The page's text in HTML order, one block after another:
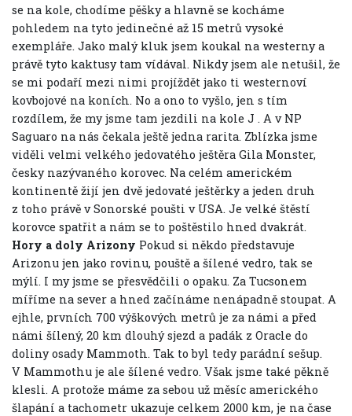
se na kole, chodíme pěšky a hlavně se kocháme
pohledem na tyto jedinečné až 15 metrů vysoké
exempláře. Jako malý kluk jsem koukal na westerny a
právě tyto kaktusy tam vídával. Nikdy jsem ale netušil, že
se mi podaří mezi nimi projíždět jako ti westernoví
kovbojové na koních. No a ono to vyšlo, jen s tím
rozdílem, že my jsme tam jezdili na kole J . A v NP
Saguaro na nás čekala ještě jedna rarita. Zblízka jsme
viděli velmi velkého jedovatého ještěra Gila Monster,
česky nazývaného korovec. Na celém americkém
kontinentě žijí jen dvě jedovaté ještěrky a jeden druh
z toho právě v Sonorské poušti v USA. Je velké štěstí
korovce spatřit a nám se to poštěstilo hned dvakrát.
Hory a doly Arizony Pokud si někdo představuje
Arizonu jen jako rovinu, pouště a šílené vedro, tak se
mýlí. I my jsme se přesvědčili o opaku. Za Tucsonem
míříme na sever a hned začínáme nenápadně stoupat. A
ejhle, prvních 700 výškových metrů je za námi a před
námi šílený, 20 km dlouhý sjezd a padák z Oracle do
doliny osady Mammoth. Tak to byl tedy parádní sešup.
V Mammothu je ale šílené vedro. Však jsme také pěkně
klesli. A protože máme za sebou už měsíc amerického
šlapání a tachometr ukazuje celkem 2000 km, je na čase